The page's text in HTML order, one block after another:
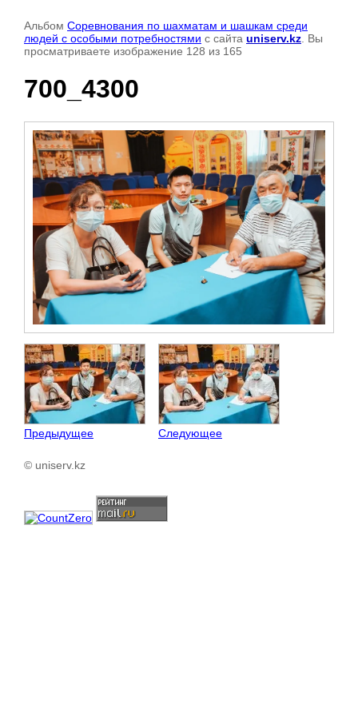
Альбом Соревнования по шахматам и шашкам среди
людей с особыми потребностями с сайта uniserv.kz . Вы
просматриваете изображение 128 из 165
700_4300
Предыдущее Следующее
© uniserv.kz